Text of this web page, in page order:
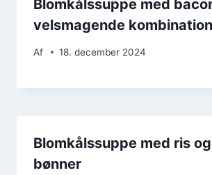
Blomkålssuppe med
velsmagende kombination
Af 18. december 2024
Blomkålssuppe med ris
bønner